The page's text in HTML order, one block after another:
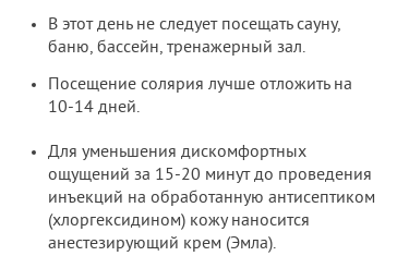
В этот день не следует посещать сауну,
баню, бассейн, тренажерный зал.
Посещение солярия лучше отложить на
10-14 дней.
Для уменьшения дискомфортных
ощущений за 15-20 минут до проведения
инъекций на обработанную антисептиком
(хлоргексидином) кожу наносится
анестезирующий крем (Эмла).